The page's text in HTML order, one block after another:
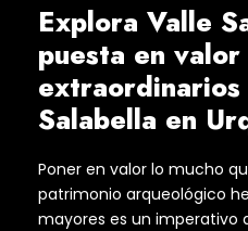
Explora Valle
puesta en
extraordinarios
Salabella en
Poner en valor lo mucho
patrimonio arqueológico
mayores es un imperativo